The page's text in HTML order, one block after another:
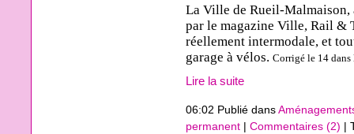
La Ville de Rueil-Malmaison,
par le magazine Ville, Rail &
réellement intermodale, et
garage à vélos. Corrigé le 14 dans
Lire la suite
06:02 Publié dans
permanent
Commentaires (2) |